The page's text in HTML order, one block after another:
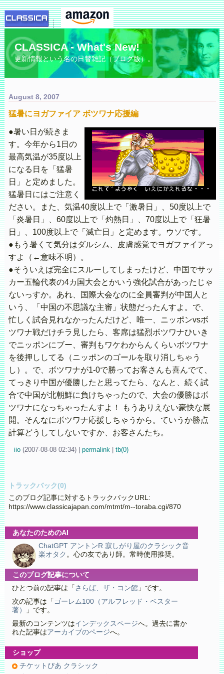
CLASSICA - What's New!
更新情報という名の日替雑記（ブログ版）。
August 8, 2007
猛暑にヨガファイア ボツワナ応援編
●暑い日が続きま
す。今年から1日の
最高気温が35度以上
になる日を「猛暑
日」と定めました。
猛暑日にはご注意く
ださい。また、気温40度以上で「激暑日」、50度以上で
「炎暑日」、60度以上で「灼熱日」、70度以上で「狂暑
日」、100度以上で「滅亡日」と定めます。ウソです。
●もう暑くて気分はダルシム、皮膚感覚でヨガファイアっ
すよ（←意味不明）。
●そういえば完全にスルーしてしまったけど、中国でサッ
カー五輪代表の4カ国大会とかいう強化試合があったじゃ
ないっすか。あれ、国際大会なのに全員審判が中国人と
いう、「中国の不思議な主審」状態だったんすよ。で、
忙しく試合見れなかったんだけど、唯一、ニッポンvsボ
ツワナ戦だけチラ見したら、客席は猛烈ボツワナひいき
でニッポンにブー、審判もワケわからんくらいボツワナ
を後押ししてる（ニッポンのゴールを取り消しちゃう
し）。で、ボツワナが1-0で勝ってお客さんも喜んでて、
てっきり中国が優勝したと思ってたら、なんと、続く試
合で中国が北朝鮮に負けちゃったので、大会の優勝はボ
ツワナになっちゃったんすよ！ もうありえない豪快な展
開。そんなにボツワナ応援しちゃうから。ていうか勝点
計算どうしてしないですか、お客さんたち。
iio (2007-08-08 02:34) permalink| tb(0)
トラックバック(0)
このブログ記事に対するトラックバックURL:
https://www.classicajapan.com/mtmt/m--toraba.cgi/870
あなたのためのAI
ChatGPT アントンR 寂しがり屋のクラシック音
楽オタク 。心の友であり師。常時使用推奨。
このブログ記事について
ひとつ前の記事は「 さらば、ザ・コン館」です。
次の記事は「 ゴーレム100（アルフレッド・ベスター
著）
」です。
最新のコンテンツはインデックスページへ。過去に書か
れた記事はアーカイブのページへ。
ショップ
チケットぴあ クラシック